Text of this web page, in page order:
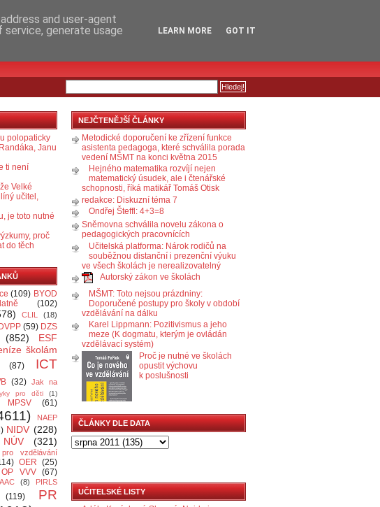
polopaticky
Janu
ti není
Velké
učitel,
je toto nutné
proč
do těch
(109) BYOD
(102)
CLIL (18)
DVPP (59) DZS
(852)
ESF
školám
(87)
ICT
(32) Jak na
pro děti (1)
MPSV (61)
NAEP
NIDV (228)
NÚV (321)
vzdělávání
OER (25)
OP VVV (67)
(8)
PIRLS
(119)
PR
NEJČTENĚJŠÍ ČLÁNKY
Metodické doporučení ke zřízení funkce
asistenta pedagoga, které schválila porada
vedení MŠMT na konci května 2015
Hejného matematika rozvíjí nejen
matematický úsudek, ale i čtenářské
schopnosti, říká matikář Tomáš Otisk
redakce: Diskuzní téma 7
Ondřej Šteffl: 4+3=8
Sněmovna schválila novelu zákona o
pedagogických pracovnících
Učitelská platforma: Nárok rodičů na
souběžnou distanční i prezenční výuku
ve všech školách je nerealizovatelný
Autorský zákon ve školách
MŠMT: Toto nejsou prázdniny:
Doporučené postupy pro školy v období
vzdělávání na dálku
Karel Lippmann: Pozitivismus a jeho
meze (K dogmatu, kterým je ovládán
vzdělávací systém)
Proč je nutné ve školách
opustit výchovu
k poslušnosti
ČLÁNKY DLE DATA
UČITELSKÉ LISTY
and user-agent
generate usage
LEARN MORE GOT IT